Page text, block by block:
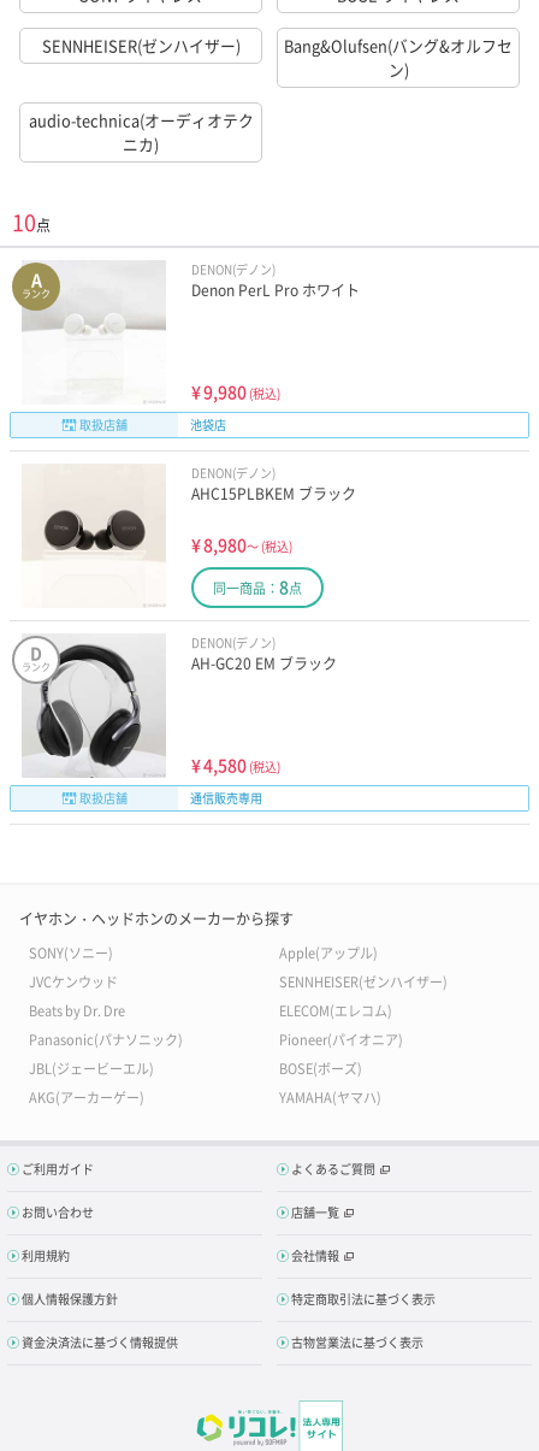
SENNHEISER(ゼンハイザー)
Bang&Olufsen(バング&オルフセ
ン)
audio-technica(オーディオテク
ニカ)
10点
A
ランク
DENON(デノン)
Denon PerL Pro ホワイト
¥9,980 (税込)
取扱店舗
池袋店
DENON(デノン)
AHC15PLBKEM ブラック
¥8,980～ (税込)
同一商品： 8点
D
ランク
DENON(デノン)
AH-GC20 EM ブラック
¥4,580 (税込)
取扱店舗
通信販売専用
イヤホン・ヘッドホンのメーカーから探す
SONY(ソニー)
Apple(アップル)
JVCケンウッド
SENNHEISER(ゼンハイザー)
Beats by Dr. Dre
ELECOM(エレコム)
Panasonic(パナソニック)
Pioneer(パイオニア)
JBL(ジェービーエル)
BOSE(ボーズ)
AKG(アーカーゲー)
YAMAHA(ヤマハ)
ご利用ガイド よくあるご質問
お問い合わせ 店舗一覧
利用規約 会社情報
個人情報保護方針 特定商取引法に基づく表示
資金決済法に基づく情報提供 古物営業法に基づく表示